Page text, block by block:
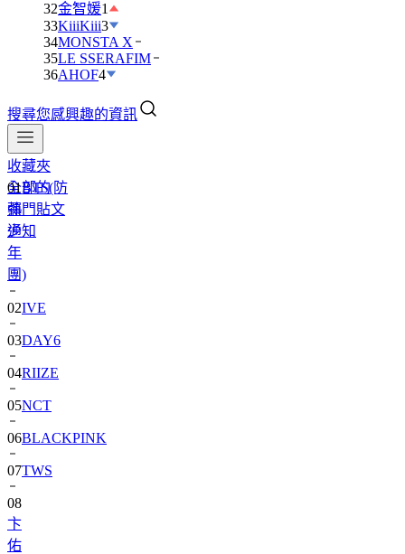
32金智媛1
33KiiiKiii3
34MONSTA X
35LE SSERAFIM
36AHOF4
搜尋您感興趣的資訊
收藏夾
全部的
熱門貼文
通知
01BTS(防
彈
少
年
團)
02IVE
03DAY6
04RIIZE
05NCT
06BLACKPINK
07TWS
08
卞
佑